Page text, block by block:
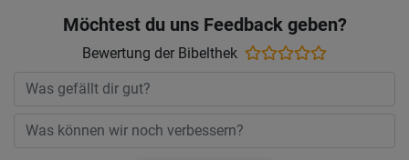
Möchtest du uns Feedback geben?
Bewertung der Bibelthek